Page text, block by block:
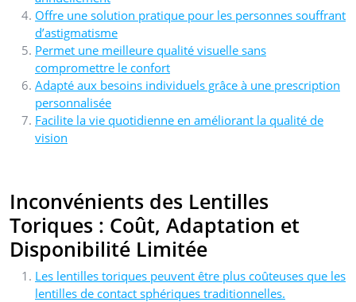
Offre une solution pratique pour les personnes souffrant
d’astigmatisme
Permet une meilleure qualité visuelle sans
compromettre le confort
Adapté aux besoins individuels grâce à une prescription
personnalisée
Facilite la vie quotidienne en améliorant la qualité de
vision
Inconvénients des Lentilles
Toriques : Coût, Adaptation et
Disponibilité Limitée
Les lentilles toriques peuvent être plus coûteuses que les
lentilles de contact sphériques traditionnelles.